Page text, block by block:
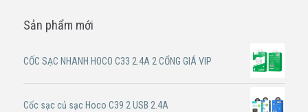
Sản phẩm mới
CỐC SẠC NHANH HOCO C33 2.4A 2 CỔNG GIÁ VIP
Cốc sạc củ sạc Hoco C39 2 USB 2.4A